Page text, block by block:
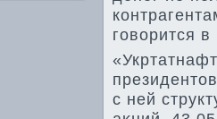
говοрится в
с ней